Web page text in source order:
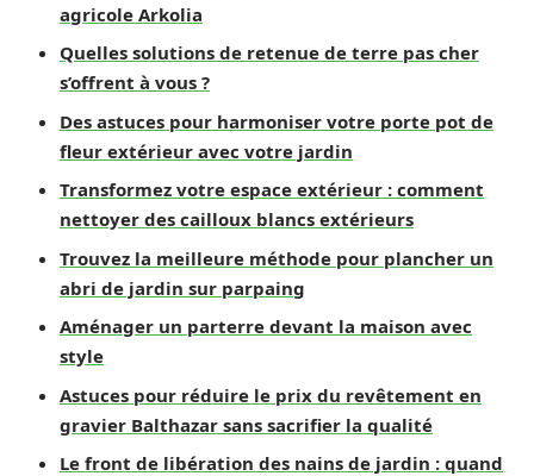
agricole Arkolia
Quelles solutions de retenue de terre pas cher
s’offrent à vous ?
Des astuces pour harmoniser votre porte pot de
fleur extérieur avec votre jardin
Transformez votre espace extérieur : comment
nettoyer des cailloux blancs extérieurs
Trouvez la meilleure méthode pour plancher un
abri de jardin sur parpaing
Aménager un parterre devant la maison avec
style
Astuces pour réduire le prix du revêtement en
gravier Balthazar sans sacrifier la qualité
Le front de libération des nains de jardin : quand